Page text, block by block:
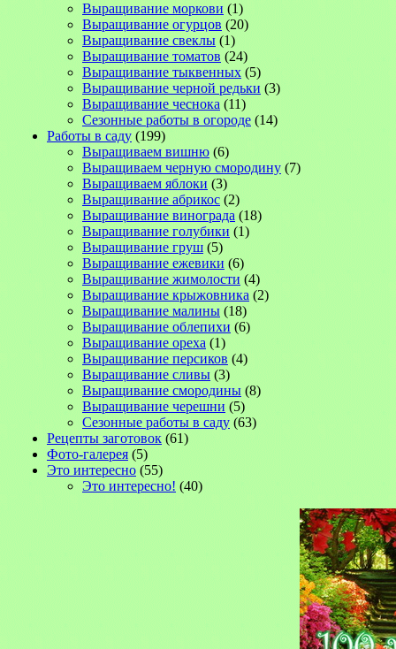
Выращивание моркови (1)
Выращивание огурцов (20)
Выращивание свеклы (1)
Выращивание томатов (24)
Выращивание тыквенных (5)
Выращивание черной редьки (3)
Выращивание чеснока (11)
Сезонные работы в огороде (14)
Работы в саду (199)
Выращиваем вишню (6)
Выращиваем черную смородину (7)
Выращиваем яблоки (3)
Выращивание абрикос (2)
Выращивание винограда (18)
Выращивание голубики (1)
Выращивание груш (5)
Выращивание ежевики (6)
Выращивание жимолости (4)
Выращивание крыжовника (2)
Выращивание малины (18)
Выращивание облепихи (6)
Выращивание ореха (1)
Выращивание персиков (4)
Выращивание сливы (3)
Выращивание смородины (8)
Выращивание черешни (5)
Сезонные работы в саду (63)
Рецепты заготовок (61)
Фото-галерея (5)
Это интересно (55)
Это интересно! (40)